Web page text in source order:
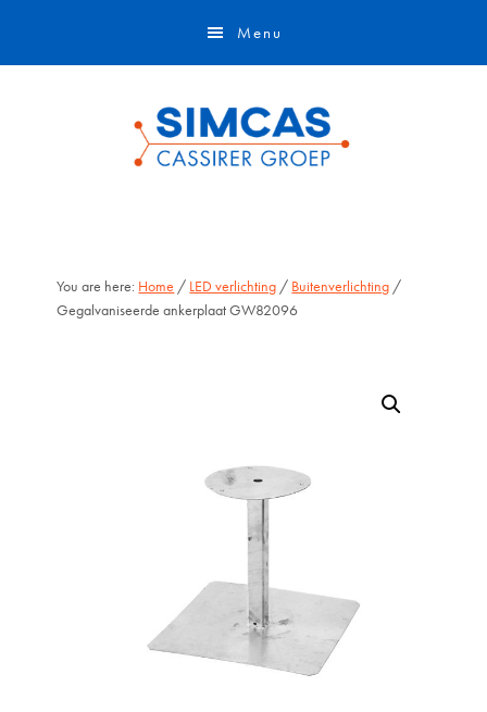
Menu
You are here: Home / LED verlichting / Buitenverlichting /
Gegalvaniseerde ankerplaat GW82096